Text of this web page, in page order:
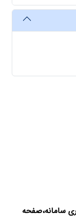
سامانه،صفحه